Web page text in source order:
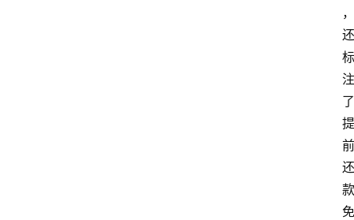
，
还
标
注
了
提
前
还
款
免